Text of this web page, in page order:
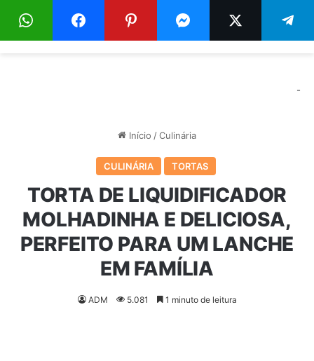
Menu
-
Início /Culinária
CULINÁRIA TORTAS
TORTA DE LIQUIDIFICADOR
MOLHADINHA E DELICIOSA,
PERFEITO PARA UM LANCHE
EM FAMÍLIA
ADM 5.081 1 minuto de leitura